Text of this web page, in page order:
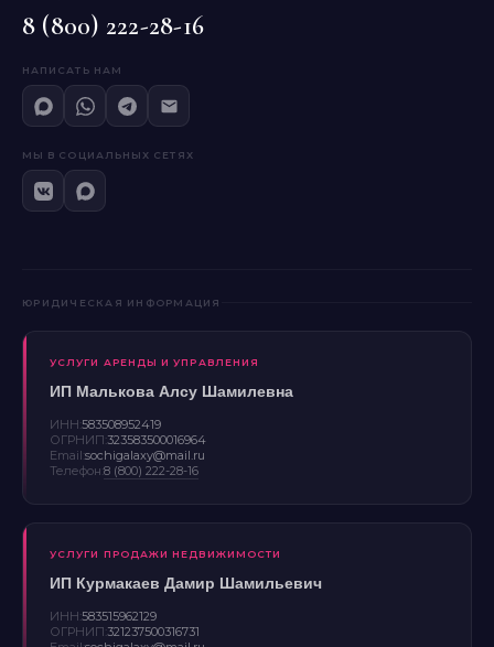
8 (800) 222-28-16
НАПИСАТЬ НАМ
МЫ В СОЦИАЛЬНЫХ СЕТЯХ
ЮРИДИЧЕСКАЯ ИНФОРМАЦИЯ
УСЛУГИ АРЕНДЫ И УПРАВЛЕНИЯ
ИП Малькова Алсу Шамилевна
ИНН:583508952419
ОГРНИП:323583500016964
Email:sochigalaxy@mail.ru
Телефон:8 (800) 222-28-16
УСЛУГИ ПРОДАЖИ НЕДВИЖИМОСТИ
ИП Курмакаев Дамир Шамильевич
ИНН:583515962129
ОГРНИП:321237500316731